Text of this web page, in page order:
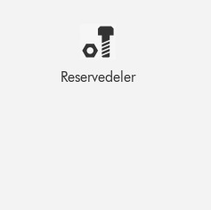
Reservedeler